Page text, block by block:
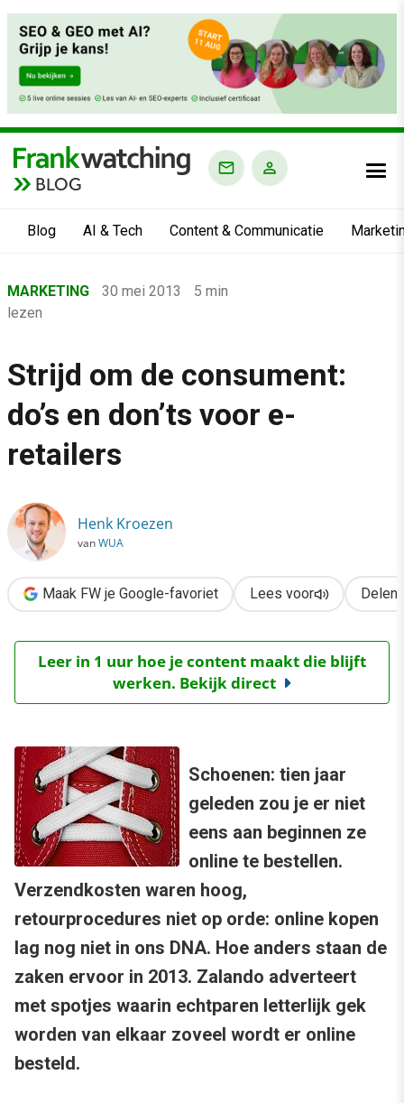
BLOG
Blog AI & Tech Content & Communicatie
›
Marketing
›
Strijd om de consument: do’s en don’ts voor e-retailers
MARKETING 30 mei 2013
5 min
lezen
Strijd om de consument:
do’s en don’ts voor e-
retailers
Henk Kroezen
vanWUA
Maak FW je Google-favoriet Lees voor Delen
Leer in 1 uur hoe je content maakt die blijft
werken. Bekijk direct
Schoenen: tien jaar
geleden zou je er niet
eens aan beginnen ze
online te bestellen.
Verzendkosten waren hoog,
retourprocedures niet op orde: online kopen
lag nog niet in ons DNA. Hoe anders staan de
zaken ervoor in 2013. Zalando adverteert
met spotjes waarin echtparen letterlijk gek
worden van elkaar zoveel wordt er online
besteld.